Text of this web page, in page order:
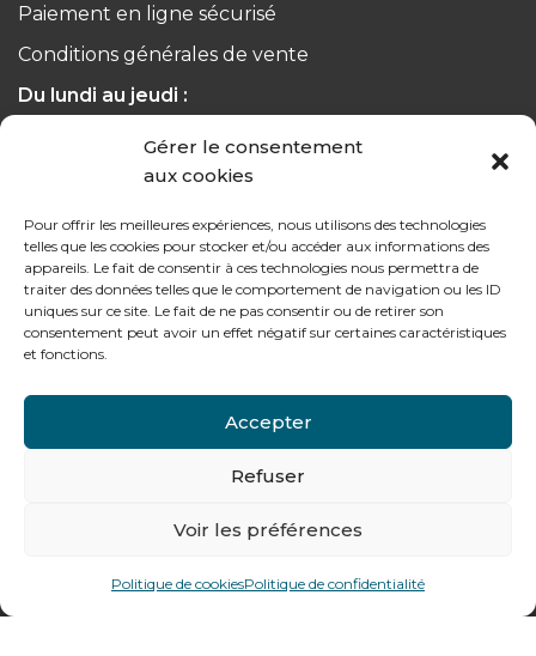
Gérer le consentement
aux cookies
Pour offrir les meilleures expériences, nous utilisons des technologies
telles que les cookies pour stocker et/ou accéder aux informations des
appareils. Le fait de consentir à ces technologies nous permettra de
traiter des données telles que le comportement de navigation ou les ID
uniques sur ce site. Le fait de ne pas consentir ou de retirer son
consentement peut avoir un effet négatif sur certaines caractéristiques
et fonctions.
Accepter
Refuser
Voir les préférences
Politique de cookiesPolitique de confidentialité
Paiement en ligne sécurisé
Conditions générales de vente
Du lundi au jeudi :
Le vendredi :
Notre gamme pour les particuliers
Tél : + 33 (0)4 74 62 81 44
478 rue Alexandre Richetta